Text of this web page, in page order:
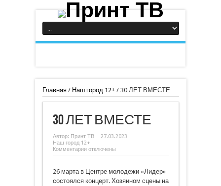
Главная/ Наш город 12+/ 30 ЛЕТ ВМЕСТЕ
30 ЛЕТ ВМЕСТЕ
Автор: Принт ТВ
27.03.2023
Наш город 12+
Комментариик
ЛЕТ
ВМЕСТЕ
отключены
26 марта в Центре молодежи «Лидер»
состоялся концерт. Хозяином сцены на